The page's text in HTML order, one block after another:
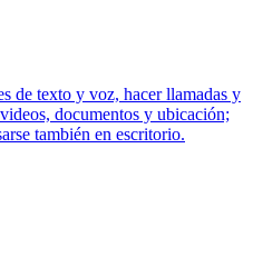
de texto y voz, hacer llamadas y
documentos y ubicación;
también en escritorio.